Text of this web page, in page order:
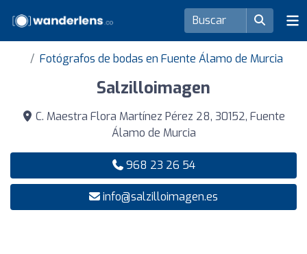
Fotógrafos de bodas en Fuente Álamo de Murcia
Salzilloimagen
C. Maestra Flora Martínez Pérez 28, 30152, Fuente
Álamo de Murcia
968 23 26 54
info@salzilloimagen.es